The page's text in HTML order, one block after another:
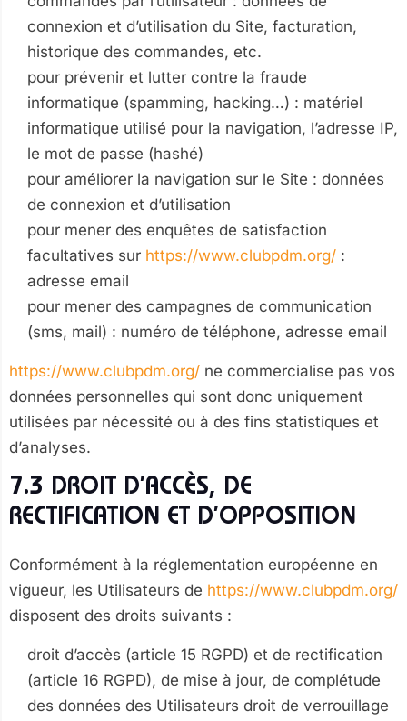
connexion et d’utilisation du Site, facturation,
historique des commandes, etc.
pour prévenir et lutter contre la fraude
informatique (spamming, hacking…) : matériel
informatique utilisé pour la navigation, l’adresse IP,
le mot de passe (hashé)
pour améliorer la navigation sur le Site : données
de connexion et d’utilisation
pour mener des enquêtes de satisfaction
facultatives sur https://www.clubpdm.org/ :
adresse email
pour mener des campagnes de communication
(sms, mail) : numéro de téléphone, adresse email
https://www.clubpdm.org/ ne commercialise pas vos
données personnelles qui sont donc uniquement
utilisées par nécessité ou à des fins statistiques et
d’analyses.
7.3 DROIT D’ACCÈS, DE
RECTIFICATION ET D’OPPOSITION
Conformément à la réglementation européenne en
vigueur, les Utilisateurs de https://www.clubpdm.org/
disposent des droits suivants :
droit d’accès (article 15 RGPD) et de rectification
(article 16 RGPD), de mise à jour, de complétude
des données des Utilisateurs droit de verrouillage